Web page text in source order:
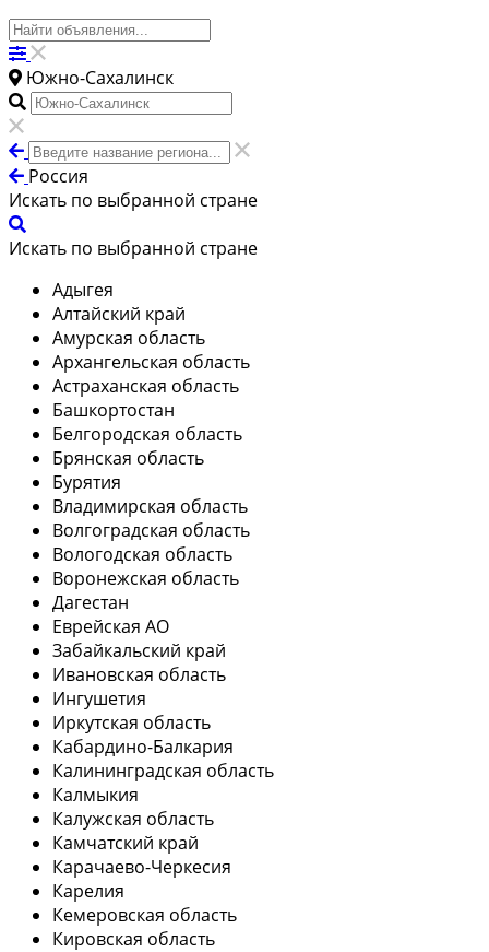
Южно-Сахалинск
Россия
Искать по выбранной стране
Искать по выбранной стране
Адыгея
Алтайский край
Амурская область
Архангельская область
Астраханская область
Башкортостан
Белгородская область
Брянская область
Бурятия
Владимирская область
Волгоградская область
Вологодская область
Воронежская область
Дагестан
Еврейская АО
Забайкальский край
Ивановская область
Ингушетия
Иркутская область
Кабардино-Балкария
Калининградская область
Калмыкия
Калужская область
Камчатский край
Карачаево-Черкесия
Карелия
Кемеровская область
Кировская область